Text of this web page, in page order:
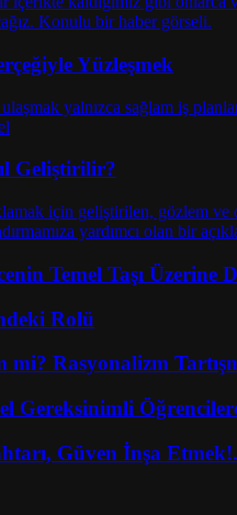
Yüzleşmek
Geliştirilir?
Temel Taşı Üzerine
Rolü
mi? Rasyonalizm
Gereksinimli
Güven İnşa Etmek!.